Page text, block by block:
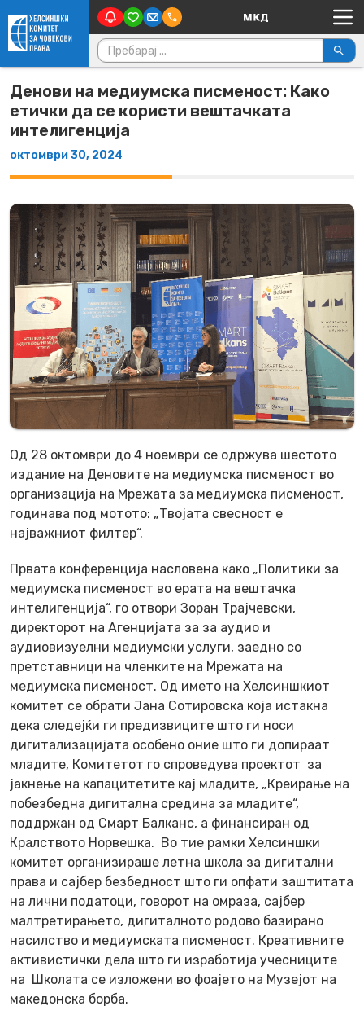
Skip to content Main Navigation
Пребарувај за:
Денови на медиумска писменост: Како
етички да се користи вештачката
интелигенција
октомври 30, 2024
Од 28 октомври до 4 ноември се одржува шестото
издание на Деновите на медиумска писменост во
организација на Мрежата за медиумска писменост,
годинава под мотото: „Твојата свесност е
најважниот филтер“.
Првата конференција насловена како „Политики за
медиумска писменост во ерата на вештачка
интелигенција“, го отвори Зоран Трајчевски,
директорот на Агенцијата за за аудио и
аудиовизуелни медиумски услуги, заедно со
претставници на членките на Мрежата на
медиумска писменост. Од името на Хелсиншкиот
комитет се обрати Јана Сотировска која истакна
дека следејќи ги предизвиците што ги носи
дигитализацијата особено оние што ги допираат
младите, Комитетот го спроведува проектот за
јакнење на капацитетите кај младите, „Креирање на
побезбедна дигитална средина за младите“,
поддржан од Смарт Балканс, а финансиран од
Кралството Норвешка. Во тие рамки Хелсиншки
комитет организираше летна школа за дигитални
права и сајбер безбедност што ги опфати заштитата
на лични податоци, говорот на омраза, сајбер
малтретирањето, дигиталното родово базирано
насилство и медиумската писменост. Креативните
активистички дела што ги изработија учесниците
на Школата се изложени во фоајето на Музејот на
македонска борба.